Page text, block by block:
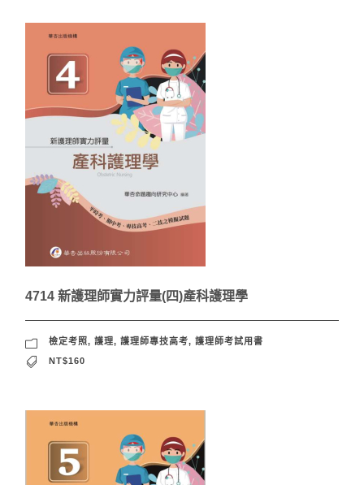
4714 新護理師實力評量(四)產科護理學
檢定考照, 護理, 護理師專技高考, 護理師考試用書
NT$160